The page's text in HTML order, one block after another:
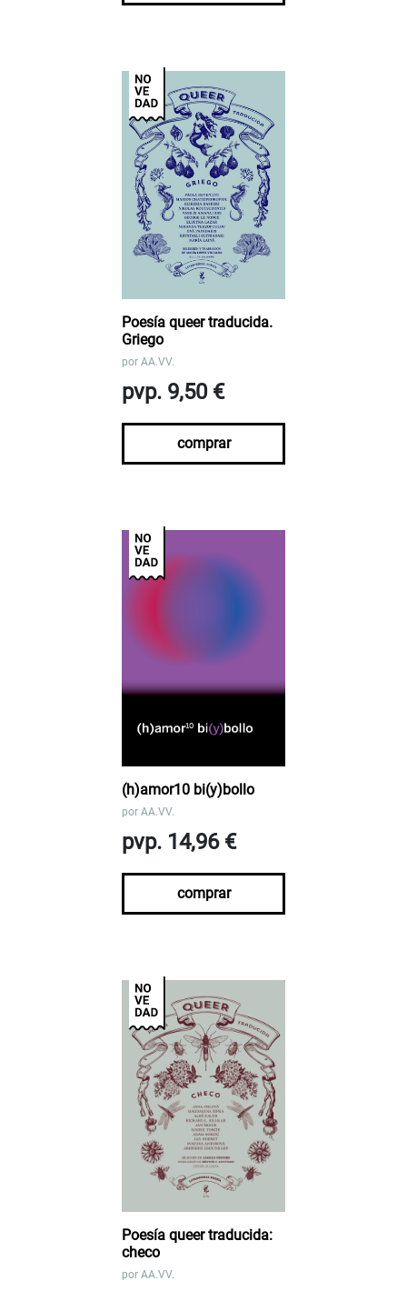
Poesía queer traducida.
Griego
por AA.VV.
pvp. 9,50 €
comprar
(h)amor10 bi(y)bollo
por AA.VV.
pvp. 14,96 €
comprar
Poesía queer traducida:
checo
por AA.VV.